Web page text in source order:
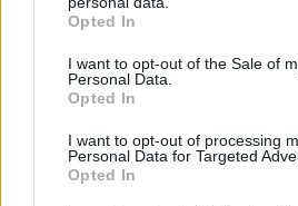
grant or deny consent to Google and
use your data for below specified
consent section.
Opted In
I want to opt-out of the Sale of
Personal Data.
Opted In
I want to opt-out of processing
Personal Data for Targeted
Opted In
prilagojenimi cenami koles